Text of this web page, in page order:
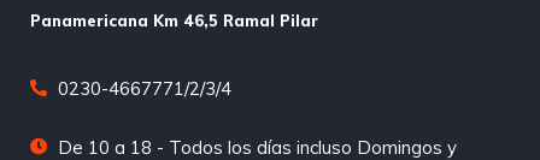
Panamericana Km 46,5 Ramal Pilar
0230-4667771/2/3/4
De 10 a 18 - Todos los días incluso Domingos y